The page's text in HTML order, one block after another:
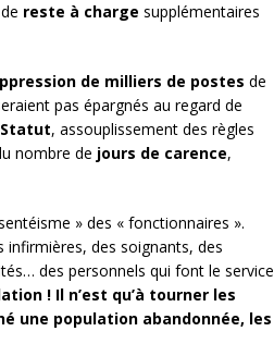
reste à charge supplémentaires
de milliers de postes de
pas épargnés au regard de
, assouplissement des règles
nombre de jours de carence,
» des « fonctionnaires ».
des soignants, des
des personnels qui font le service
! Il n’est qu’à tourner les
une population abandonnée, les